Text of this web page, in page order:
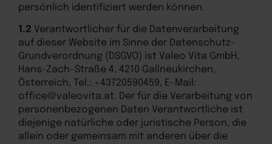
persönlich identifiziert werden können.
1.2 Verantwortlicher für die Datenverarbeitung
auf dieser Website im Sinne der Datenschutz-
Grundverordnung (DSGVO) ist Valeo Vita GmbH,
Hans-Zach-Straße 4, 4210 Gallneukirchen,
Österreich, Tel.: +43720590459, E-Mail:
office@valeovita.at. Der für die Verarbeitung von
personenbezogenen Daten Verantwortliche ist
diejenige natürliche oder juristische Person, die
allein oder gemeinsam mit anderen über die